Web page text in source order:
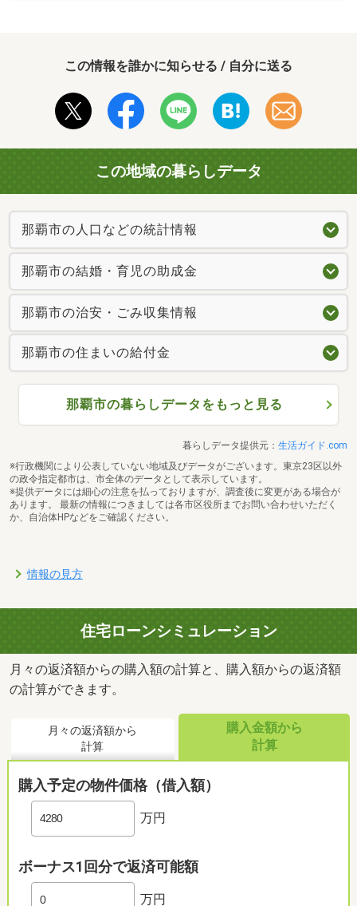
この情報を誰かに知らせる / 自分に送る
この地域の暮らしデータ
那覇市の人口などの統計情報
那覇市の結婚・育児の助成金
那覇市の治安・ごみ収集情報
那覇市の住まいの給付金
那覇市の暮らしデータをもっと見る
暮らしデータ提供元： 生活ガイド.com
※行政機関により公表していない地域及びデータがございます。東京23区以外
の政令指定都市は、市全体のデータとして表示しています。
※提供データには細心の注意を払っておりますが、調査後に変更がある場合が
あります。 最新の情報につきましては各市区役所までお問い合わせいただく
か、自治体HPなどをご確認ください。
情報の見方
住宅ローンシミュレーション
月々の返済額からの購入額の計算と、購入額からの返済額
の計算ができます。
月々の返済額から
計算
購入金額から
計算
購入予定の物件価格（借入額）
万円
ボーナス1回分で返済可能額
万円